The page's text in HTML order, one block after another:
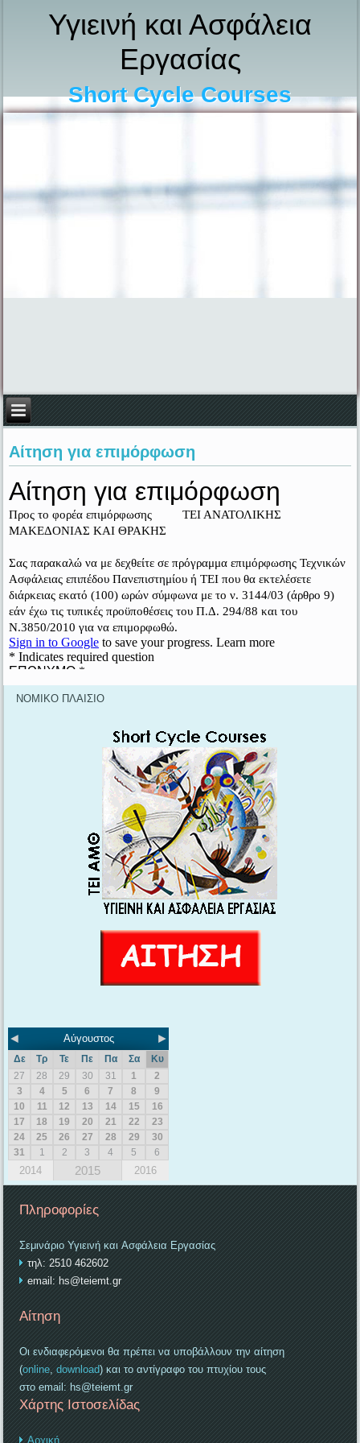
Υγιεινή και Ασφάλεια
Εργασίας
Short Cycle Courses
Αίτηση για επιμόρφωση
ΝΟΜΙΚΟ ΠΛΑΙΣΙΟ
◄ Αύγουστος ►
Δε Τρ Τε Πε Πα Σα
Κυ
27
28 29 30 31 1
2
3
4 5 6 7 8
9
10
11 12 13 14 15
16
17
18 19 20 21 22
23
24
25 26 27 28 29
30
31
1 2 3 4 5 6
2014 2015 2016
Πληροφορίες
Σεμινάριο Υγιεινή καιΑσφάλεια Εργασίας
τηλ: 2510 462602
email: hs@teiemt.gr
Αίτηση
Οι ενδιαφερόμενοι θα πρέπει να υποβάλλουν την αίτηση
(online ,download) και το αντίγραφο του πτυχίου τους
στο email: hs@teiemt.gr
Χάρτης Ιστοσελίδaς
Αρχική